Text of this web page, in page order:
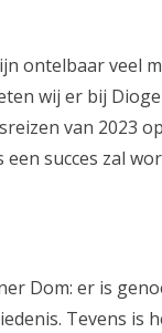
ontelbaar veel
wij er bij
van 2023
succes zal
Dom: er is
Tevens is